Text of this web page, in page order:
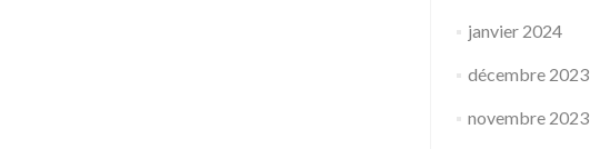
janvier 2024
décembre 2023
novembre 2023